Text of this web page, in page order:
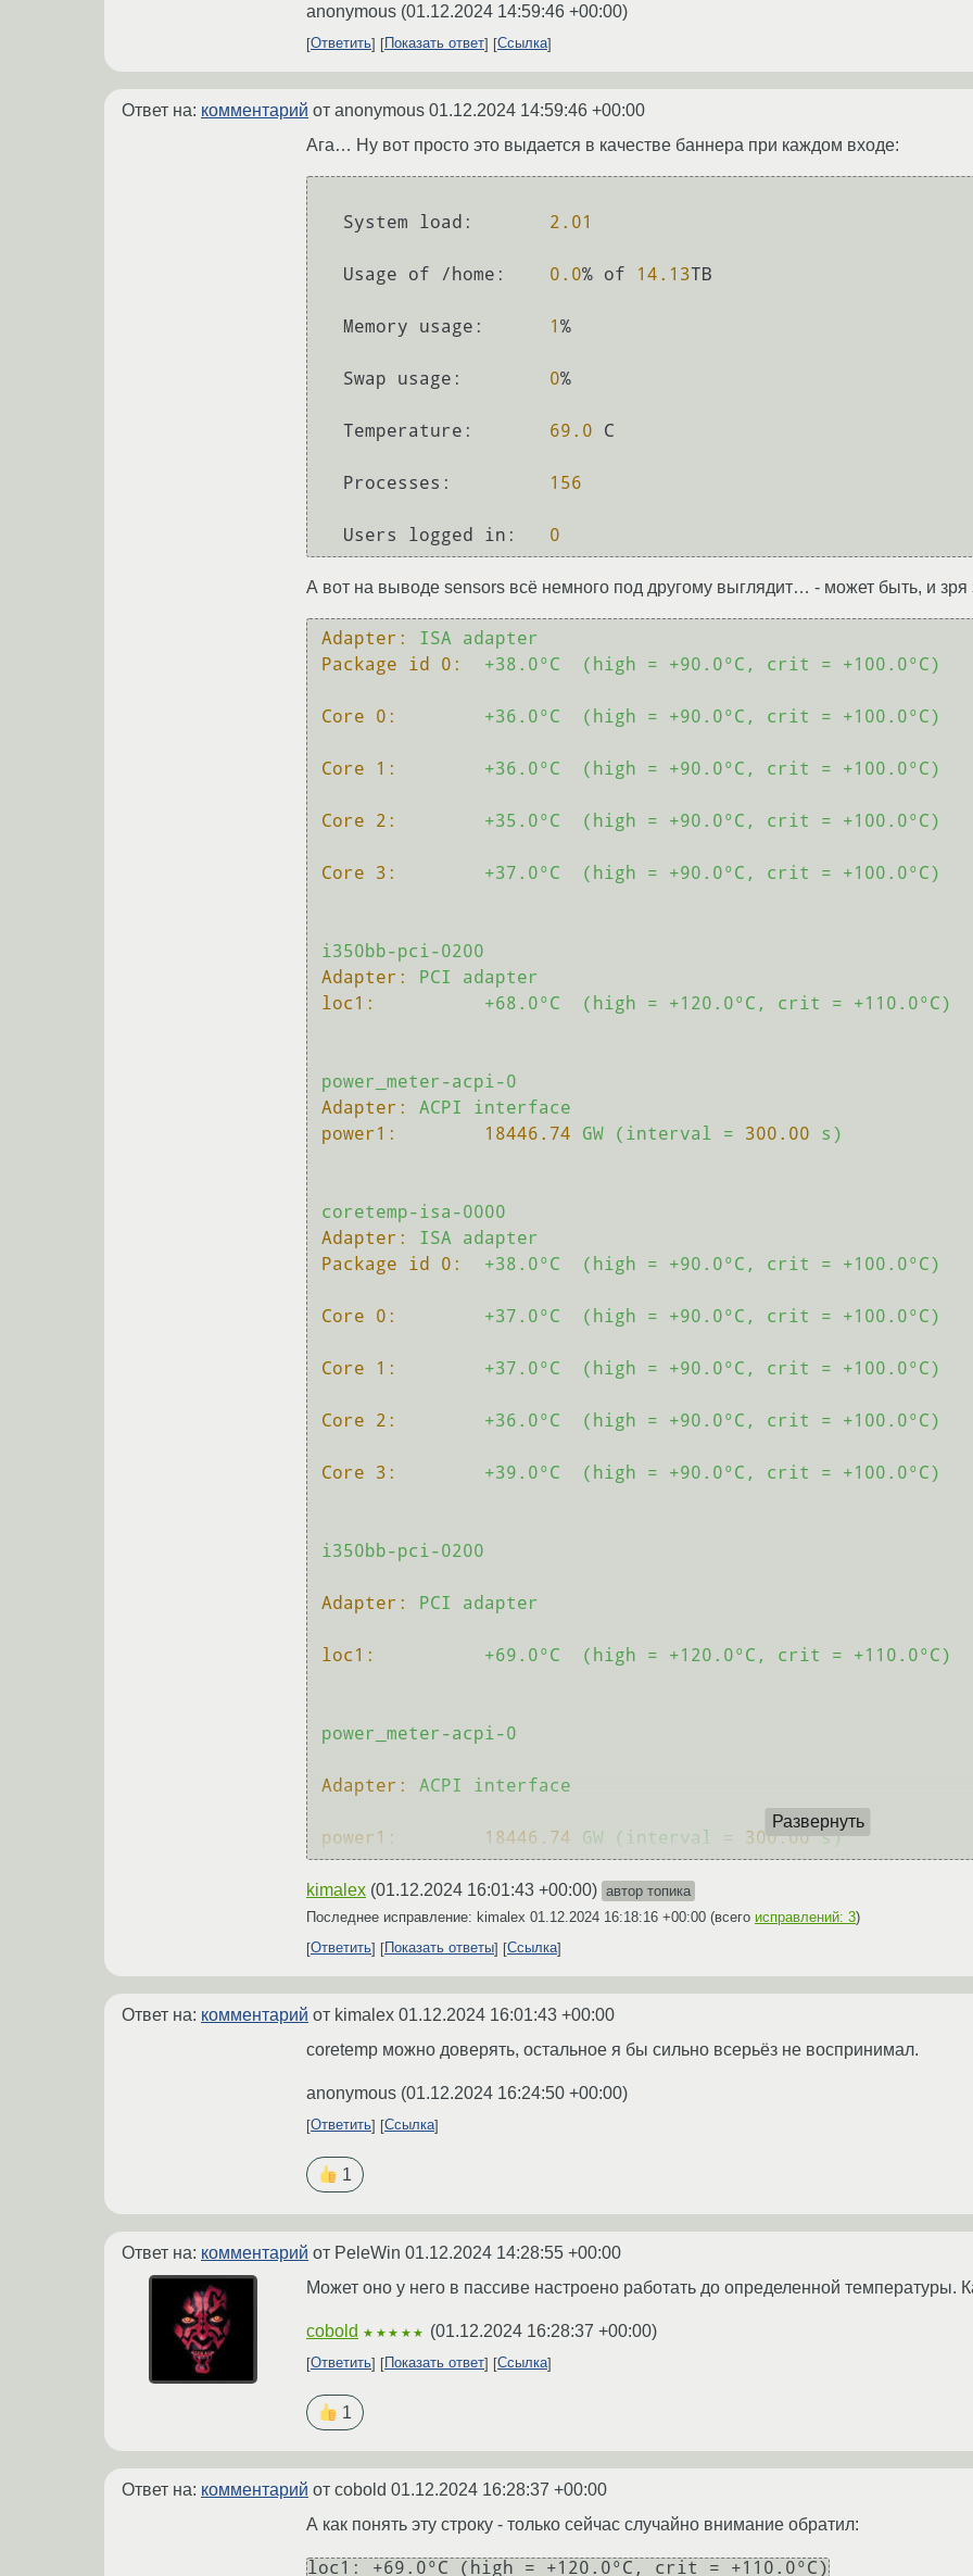
anonymous (01.12.2024 14:59:46 +00:00)
Ответить Показать ответ Ссылка
Ответ на: комментарий от anonymous 01.12.2024 14:59:46 +00:00
Ага… Ну вот просто это выдается в качестве баннера при каждом входе:
  System
load: 2.01
  Usage of
/ home: 0.0% of 14.13TB
  Memory
usage: 1 %
  Swap
usage: 0%
Temperature: 69.0 C
Processes: 156
  Users logged
in: 0
А вот на выводе sensors всё немного под другому выглядит… - может быть, и зря
Adapter: ISA adapter
Package id 0:
+38.0°C (high = +90.0°C, crit = +100.0°C)
Core 0: +36.0°C (high = +90.0°C, crit = +100.0°C)
Core 1: +36.0°C (high = +90.0°C, crit = +100.0°C)
Core 2: +35.0°C (high = +90.0°C, crit = +100.0°C)
Core 3: +37.0°C (high = +90.0°C, crit = +100.0°C)
i350bb-pci-0200
Adapter:
PCI
adapter
loc1:
+68.0°C (high = +120.0°C, crit = +110.0°C)
power_meter-acpi-0
Adapter:
ACPI
interface
power1:
18446.74 GW (interval = 300.00 s)
coretemp-isa-0000
Adapter:
ISA adapter
Package id 0:
+38.0°C (high = +90.0°C, crit = +100.0°C)
Core 0: +37.0°C (high = +90.0°C, crit = +100.0°C)
Core 1: +37.0°C (high = +90.0°C, crit = +100.0°C)
Core 2: +36.0°C (high = +90.0°C, crit = +100.0°C)
Core 3: +39.0°C (high = +90.0°C, crit = +100.0°C)
i350bb-pci-0200
Adapter: PCI adapter
loc1: +69.0°C (high = +120.0°C, crit = +110.0°C)
power_meter-acpi-0
Adapter: ACPI interface
power1: 18446.74 GW (interval = 300.00 s)
Развернуть
kimalex (01.12.2024 16:01:43 +00:00) автор топика
Последнее исправление: kimalex 01.12.2024 16:18:16 +00:00 (всего исправлений: 3)
Ответить
Показать ответы Ссылка
Ответ на: комментарий от kimalex 01.12.2024 16:01:43 +00:00
coretemp можно доверять, остальное я бы сильно всерьёз не воспринимал.
anonymous (01.12.2024 16:24:50 +00:00)
Ответить Ссылка
1
Ответ на: комментарий от PeleWin 01.12.2024 14:28:55 +00:00
Может оно у него в пассиве настроено работать до определенной температуры.
cobold ★★★★★ (01.12.2024 16:28:37 +00:00)
Ответить Показать ответ Ссылка
1
Ответ на: комментарий от cobold 01.12.2024 16:28:37 +00:00
А как понять эту строку - только сейчас случайно внимание обратил:
loc1: +69.0°C (high = +120.0°C, crit = +110.0°C)